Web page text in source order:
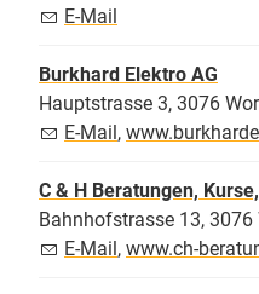
E-Mail
Burkhard Elektro AG
Hauptstrasse 3, 3076
E-Mail,
C & H Beratungen,
Bahnhofstrasse 13, 3076
E-Mail, www.ch-